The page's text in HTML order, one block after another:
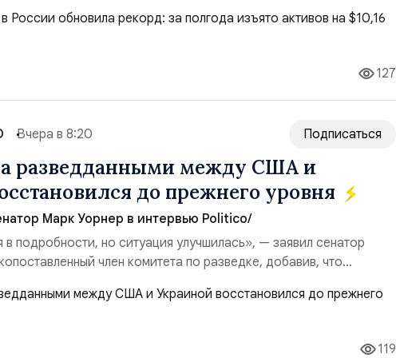
млрд). Всего зафиксировано 15 национализационных
обеспечили 42,2% денежного объёма всего российского рынка
Крупнейшей ...
127
Вчера в 8:20 Подписаться
разведданными между США и
до прежнего уровня
Марк Уорнер в интервью Politico/
в подробности, но ситуация улучшилась», — заявил сенатор
член комитета по разведке, добавив, что
беспилотников и ракет большой дальности позволило ей
российской территории и укрепило её
со стороны США стало ключом к позитивному пов...
119